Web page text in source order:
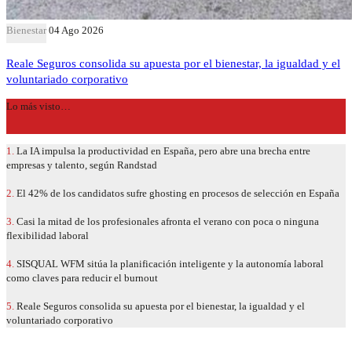
Bienestar 04 Ago 2026
Reale Seguros consolida su apuesta por el bienestar, la igualdad y el
voluntariado corporativo
Lo más visto…
1. La IA impulsa la productividad en España, pero abre una brecha entre
empresas y talento, según Randstad
2. El 42% de los candidatos sufre ghosting en procesos de selección en España
3. Casi la mitad de los profesionales afronta el verano con poca o ninguna
flexibilidad laboral
4. SISQUAL WFM sitúa la planificación inteligente y la autonomía laboral
como claves para reducir el burnout
5. Reale Seguros consolida su apuesta por el bienestar, la igualdad y el
voluntariado corporativo